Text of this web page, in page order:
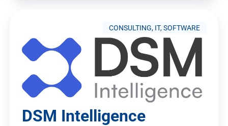
CONSULTING, IT, SOFTWARE
DSM Intelligence